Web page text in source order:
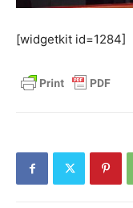
[widgetkit id=1284]